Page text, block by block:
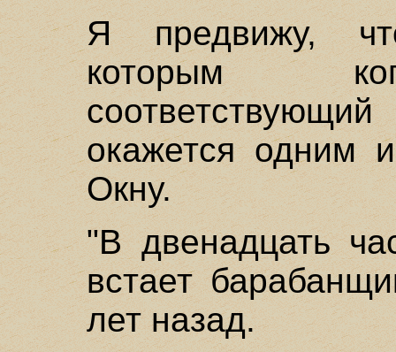
Я предвижу,
которым
окажется одним
Окну.
"В двенадцать
встает
лет назад.